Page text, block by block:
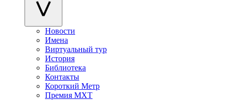
Новости
Имена
Виртуальный тур
История
Библиотека
Контакты
Короткий Метр
Премия МХТ